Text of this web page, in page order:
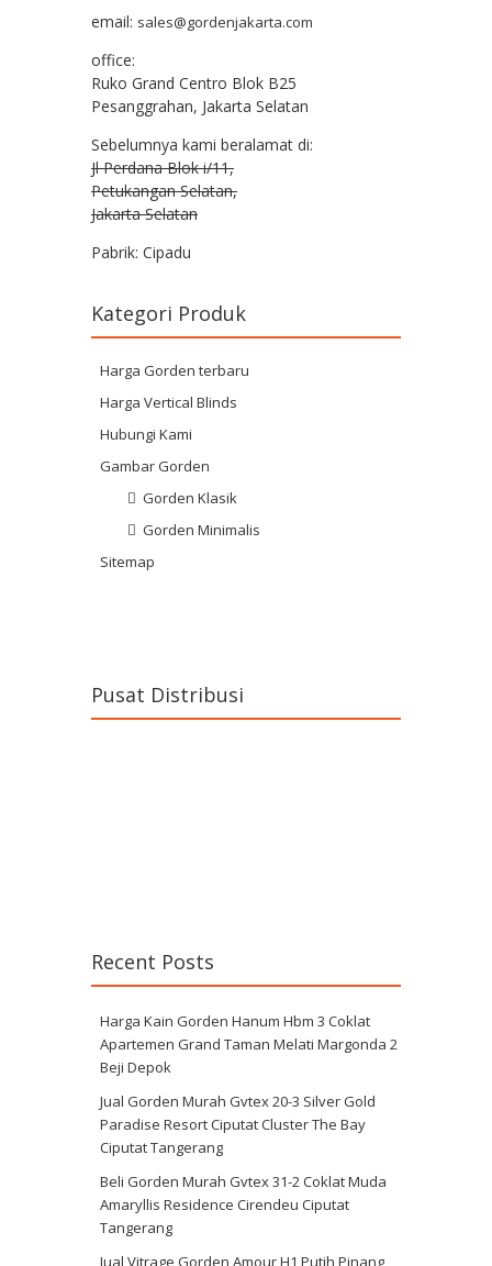
email: sales@gordenjakarta.com
office:
Ruko Grand Centro Blok B25
Pesanggrahan, Jakarta Selatan
Sebelumnya kami beralamat di:
Jl Perdana Blok i/11,
Petukangan Selatan,
Jakarta Selatan
Pabrik: Cipadu
Kategori Produk
Harga Gorden terbaru
Harga Vertical Blinds
Hubungi Kami
Gambar Gorden
Gorden Klasik
Gorden Minimalis
Sitemap
Pusat Distribusi
Recent Posts
Harga Kain Gorden Hanum Hbm 3 Coklat
Apartemen Grand Taman Melati Margonda 2
Beji Depok
Jual Gorden Murah Gvtex 20-3 Silver Gold
Paradise Resort Ciputat Cluster The Bay
Ciputat Tangerang
Beli Gorden Murah Gvtex 31-2 Coklat Muda
Amaryllis Residence Cirendeu Ciputat
Tangerang
Jual Vitrage Gorden Amour H1 Putih Pinang